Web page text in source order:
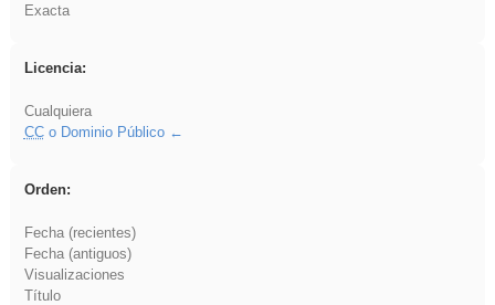
Exacta
Licencia:
Cualquiera
CCo Dominio Público
Orden:
Fecha (recientes)
Fecha (antiguos)
Visualizaciones
Título